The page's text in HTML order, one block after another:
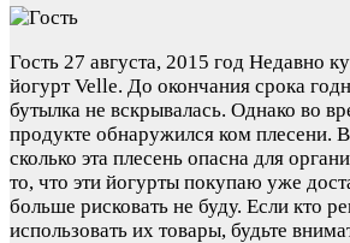
Гость 27 августа, 2015 год Недавно
йогурт Velle. До окончания срока
бутылка не вскрывалась. Однако во
продукте обнаружился ком плесени.
сколько эта плесень опасна для
то, что эти йогурты покупаю уже
больше рисковать не буду. Если кто
использовать их товары, будьте